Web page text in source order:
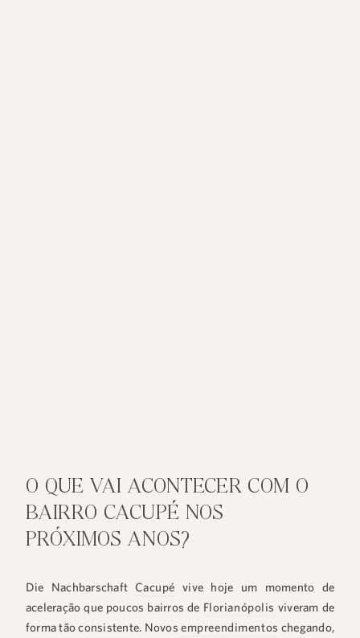
O QUE VAI ACONTECER COM O
BAIRRO CACUPÉ NOS
PRÓXIMOS ANOS?
Die NachbarschaftCacupé vive hoje um momento de
aceleração que poucos bairros de Florianópolis viveram de
forma tão consistente. Novosempreendimentos chegando,